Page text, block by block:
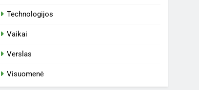
Technologijos
Vaikai
Verslas
Visuomenė